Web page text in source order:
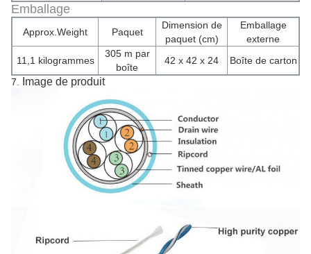
Emballage
Approx.Weight Paquet
Dimension de
paquet (cm)
Emballage
externe
11,1 kilogrammes
305 m par
boîte
42 x 42 x 24
Boîte de carton
7.
Image de produit